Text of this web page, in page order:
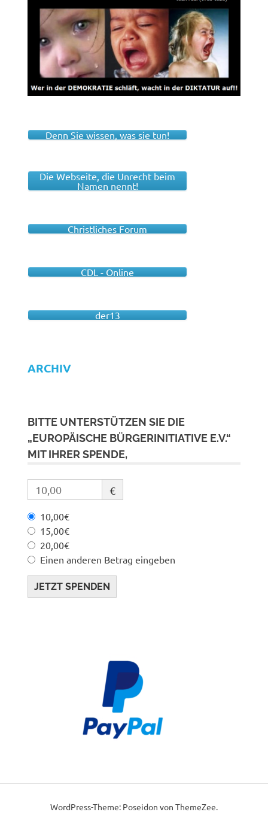
Denn Sie wissen, was sie tun!
Die Webseite, die Unrecht beim
Namen nennt!
Christliches Forum
CDL - Online
der13
ARCHIV
BITTE UNTERSTÜTZEN SIE DIE
„EUROPÄISCHE BÜRGERINITIATIVE E.V.“
MIT IHRER SPENDE,
€
10,00€
15,00€
20,00€
Einen anderen Betrag eingeben
JETZT SPENDEN
WordPress-Theme: Poseidon von ThemeZee.